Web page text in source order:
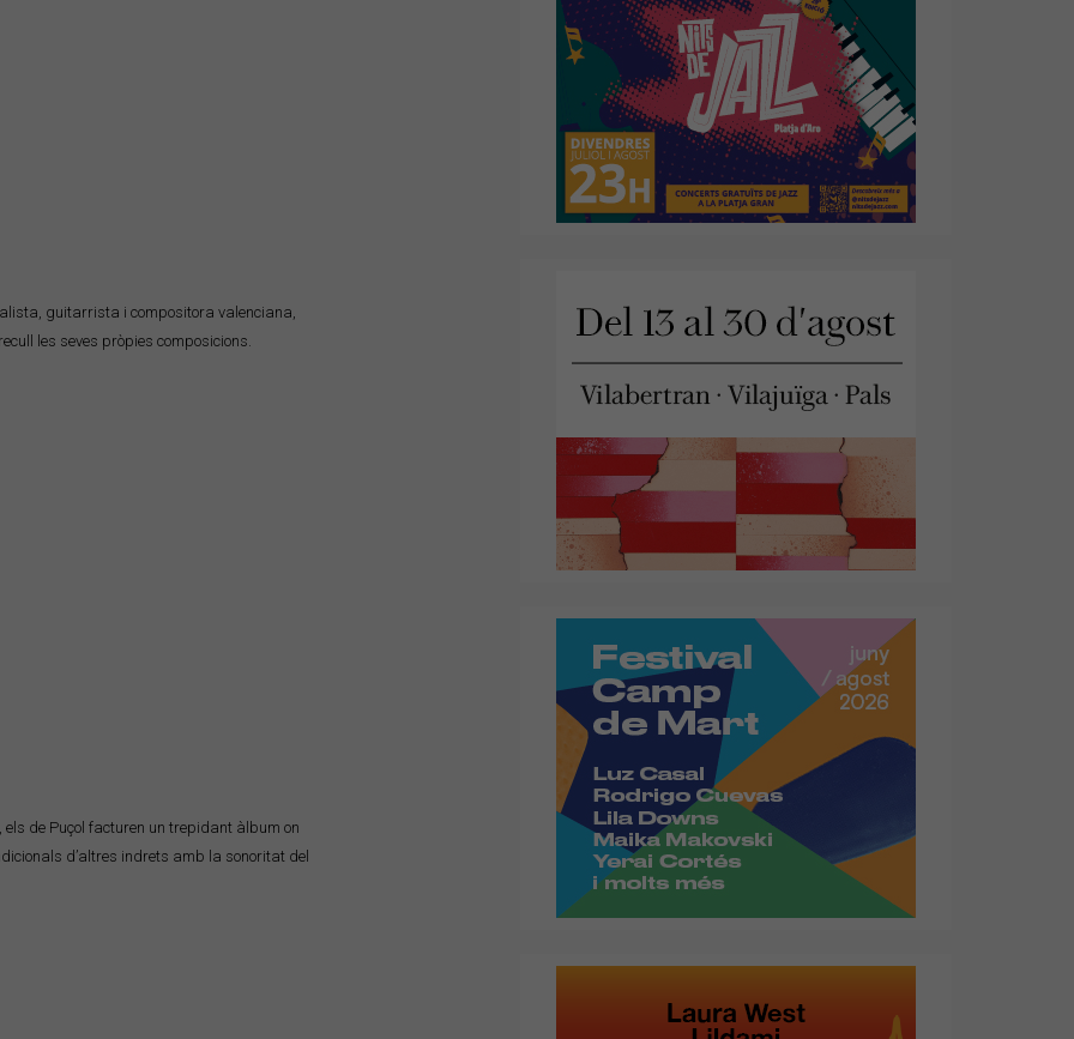
guitarrista i compositora valenciana,
les seves pròpies composicions.
de Puçol facturen un trepidant àlbum on
d’altres indrets amb la sonoritat del